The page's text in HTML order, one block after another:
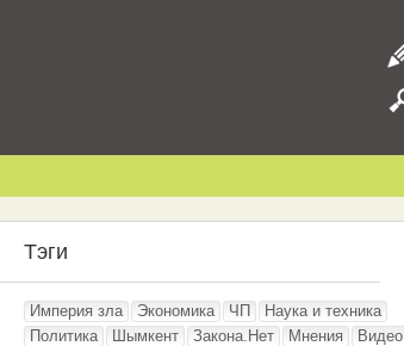
Тэги
Империя зла Экономика ЧП
Наука и техника
Политика
Шымкент Закона.Нет Мнения
Видео